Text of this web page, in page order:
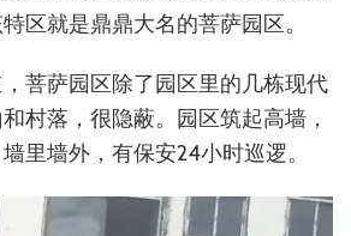
区就是鼎鼎大名的菩萨园区。
菩萨园区除了园区里的几栋现代
村落，很隐蔽。园区筑起高墙，
里墙外，有保安24小时巡逻。